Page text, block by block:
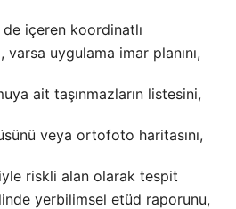
içeren koordinatlı
varsa uygulama imar planını,
ait taşınmazların listesini,
veya ortofoto haritasını,
riskli alan olarak tespit
yerbilimsel etüd raporunu,